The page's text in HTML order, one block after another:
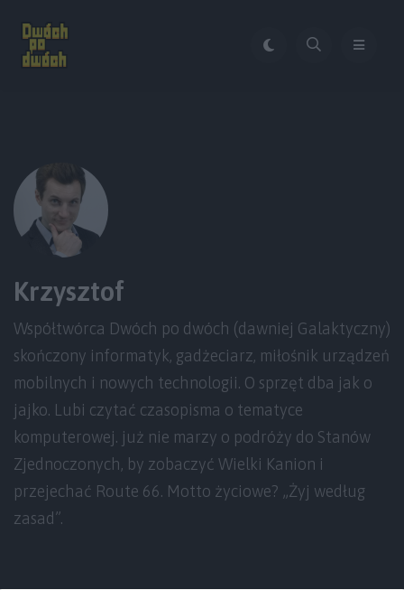
Krzysztof
Współtwórca Dwóch po dwóch (dawniej Galaktyczny)
skończony informatyk, gadżeciarz, miłośnik urządzeń
mobilnych i nowych technologii. O sprzęt dba jak o
jajko. Lubi czytać czasopisma o tematyce
komputerowej. już nie marzy o podróży do Stanów
Zjednoczonych, by zobaczyć Wielki Kanion i
przejechać Route 66. Motto życiowe? „Żyj według
zasad”.